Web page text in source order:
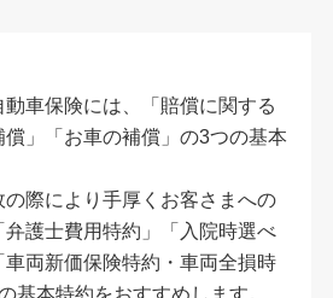
動車保険には、「賠償に関する
」「お車の補償」の3つの基本
の際により手厚くお客さまへの
護士費用特約」「入院時選べ
車両新価保険特約・車両全損時
基本特約をおすすめします。